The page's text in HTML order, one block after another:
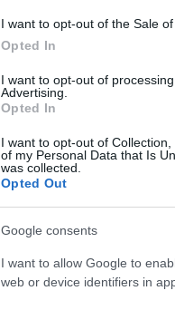
I want to opt-out of the Sale
Opted In
I want to opt-out of
Advertising.
Opted In
I want to opt-out of
of my Personal Data that Is
was collected.
Opted Out
Google consents
I want to allow Google to
web or device identifiers in